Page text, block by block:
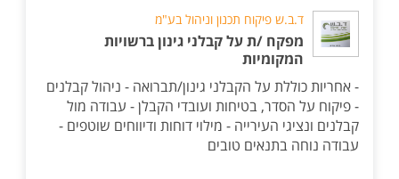
ד.ב.ש פיקוח תכנון וניהול בע"מ
מפקח /ת על קבלני גינון ברשויות
המקומיות
- אחריות כוללת על הקבלני גינון/תברואה - ניהול קבלנים
- פיקוח על הסדר, בטיחות ועובדי הקבלן - עבודה מול
קבלנים ונציגי העירייה - מילוי דוחות ודיווחים שוטפים -
עבודה נוחה בתנאים טובים